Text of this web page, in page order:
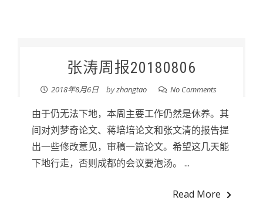
张涛周报20180806
2018年8月6日 byzhangtao No Comments
由于仍无法下地，本周主要工作仍然是休养。其
间对刘梦奇论文、蒋培培论文和张文清的报告提
出一些修改意见，审稿一篇论文。希望这几天能
下地行走，否则成都的会议要泡汤。 ...
Read More